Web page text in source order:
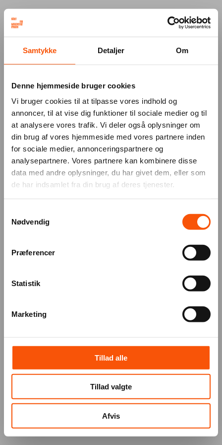
Samtykke Detaljer Om
Denne hjemmeside bruger cookies
Vi bruger cookies til at tilpasse vores indhold og
annoncer, til at vise dig funktioner til sociale medier og til
at analysere vores trafik. Vi deler også oplysninger om
din brug af vores hjemmeside med vores partnere inden
for sociale medier, annonceringspartnere og
analysepartnere. Vores partnere kan kombinere disse
data med andre oplysninger, du har givet dem, eller som
de har indsamlet fra din brug af deres tjenester.
Nødvendig
Præferencer
Statistik
Marketing
Tillad alle
Tillad valgte
Afvis
Your browser was unable to load
again in a few moments and make sure not
to use ad-blockers.